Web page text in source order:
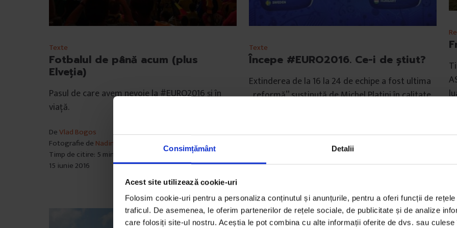
Consimțământ Detalii
Acest site utilizează cookie-uri
Folosim cookie-uri pentru a personaliza conținutul și anunțurile, pentru a oferi funcții de
traficul. De asemenea, le oferim partenerilor de rețele sociale, de publicitate și de analize
care folosiți site-ul nostru. Aceștia le pot combina cu alte informații oferite de dvs. sau
Texte
Fotbalul de până acum (plus
Elveția)
Pasul de care avem nevoie la #EURO2016 și în
viață.
DeVlad Bogos
Fotografie de Nadina Busuioc
Timp de citire: 5 minute
15 iunie 2016
Texte
Începe #EURO2016. Ce-i de știut?
Extinderea de la 16 la 24 de echipe a fost ultima
„reformă” susținută de Michel Platini în calitate
DeVlad Bogos